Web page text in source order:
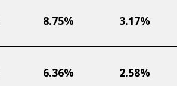
3.17%
8.75%
2.58%
6.36%